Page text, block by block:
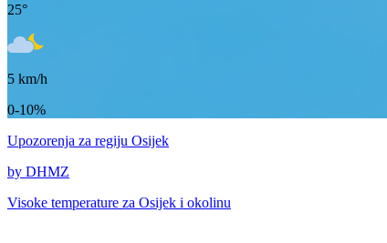
25°
5 km/h
0-10%
Upozorenja za regiju Osijek
by DHMZ
Visoke temperature za Osijek i okolinu